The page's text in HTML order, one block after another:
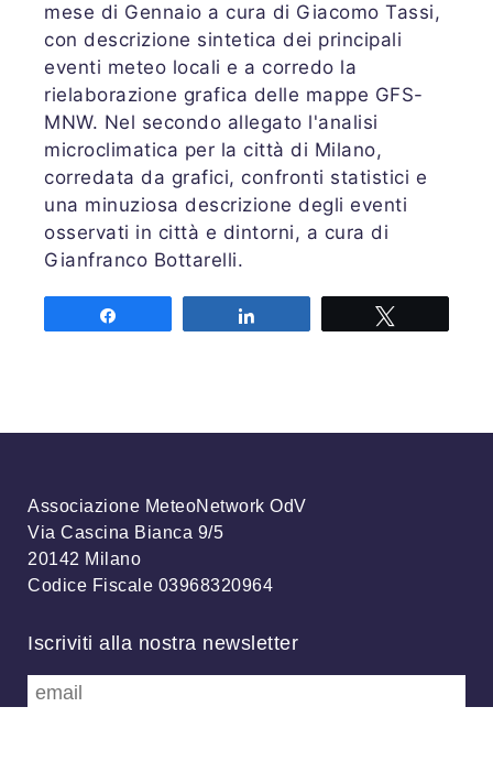
mese di Gennaio a cura di Giacomo Tassi,
con descrizione sintetica dei principali
eventi meteo locali e a corredo la
rielaborazione grafica delle mappe GFS-
MNW. Nel secondo allegato l'analisi
microclimatica per la città di Milano,
corredata da grafici, confronti statistici e
una minuziosa descrizione degli eventi
osservati in città e dintorni, a cura di
Gianfranco Bottarelli.
Associazione MeteoNetwork OdV
Via Cascina Bianca 9/5
20142 Milano
Codice Fiscale 03968320964
Iscriviti alla nostra newsletter